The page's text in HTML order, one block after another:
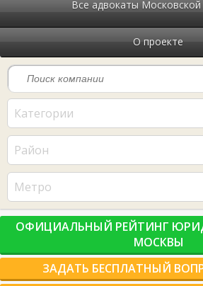
Все адвокаты
О проекте
Категории
Район
Метро
ОФИЦИАЛЬНЫЙ РЕЙТИНГ
МОСКВЫ
ЗАДАТЬ БЕСПЛАТНЫЙ